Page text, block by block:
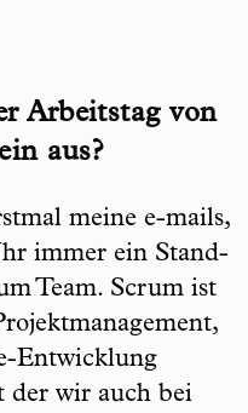
Arbeitstag von
aus?
meine e-mails,
immer ein Stand-
Team. Scrum ist
Entwicklung
der wir auch bei